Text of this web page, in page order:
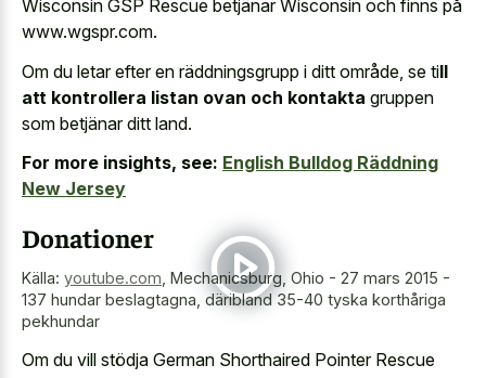
Wisconsin GSP Rescue betjänar Wisconsin och finns på
www.wgspr.com.
Om du letar efter en räddningsgrupp i ditt område, se till
att kontrollera listan ovan och kontakta gruppen
som betjänar ditt land.
For more insights, see: English Bulldog Räddning
New Jersey
Donationer
Källa: youtube.com Mechanicsburg, Ohio - 27 mars 2015 -
137 hundar beslagtagna, däribland 35-40 tyska korthåriga
pekhundar
Om du vill stödja German Shorthaired Pointer Rescue